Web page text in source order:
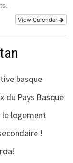
View Calendar
basque
du Pays Basque
le logement
!